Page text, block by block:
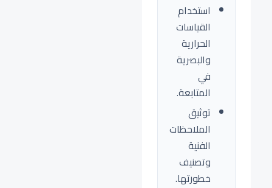
استخدام
القياسات
الحرارية
والبصرية
في
المتابعة.
توثيق
الملاحظات
الفنية
وتصنيف
خطورتها.